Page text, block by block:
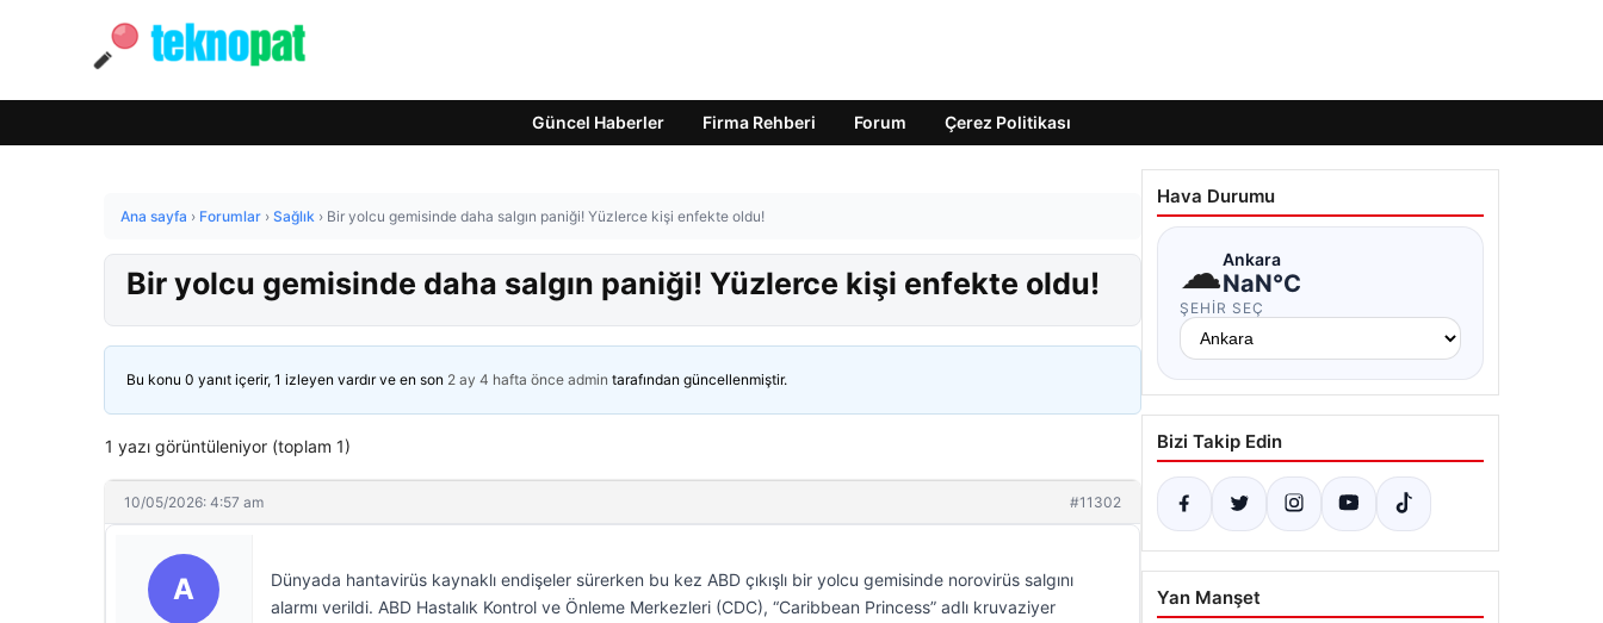
Güncel Haberler Firma Rehberi Forum Çerez Politikası
Ana sayfa › Forumlar › Sağlık › Bir yolcu gemisinde daha salgın paniği! Yüzlerce kişi enfekte oldu!
Bir yolcu gemisinde daha salgın paniği! Yüzlerce kişi enfekte oldu!
Bu konu 0 yanıt içerir, 1 izleyen vardır ve en son 2 ay 4 hafta önce admin tarafından güncellenmiştir.
1 yazı görüntüleniyor (toplam 1)
10/05/2026: 4:57 am #11302
A
Dünyada hantavirüs kaynaklı endişeler sürerken bu kez ABD çıkışlı bir yolcu gemisinde norovirüs salgını
alarmı verildi. ABD Hastalık Kontrol ve Önleme Merkezleri (CDC), “Caribbean Princess” adlı kruvaziyer
Hava Durumu
☁Ankara
NaN°C
ŞEHIR SEÇ
Bizi Takip Edin
Yan Manşet